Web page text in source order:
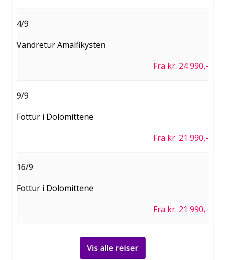
4/9
Vandretur Amalfikysten
Fra kr. 24 990,-
9/9
Fottur i Dolomittene
Fra kr. 21 990,-
16/9
Fottur i Dolomittene
Fra kr. 21 990,-
Vis alle reiser